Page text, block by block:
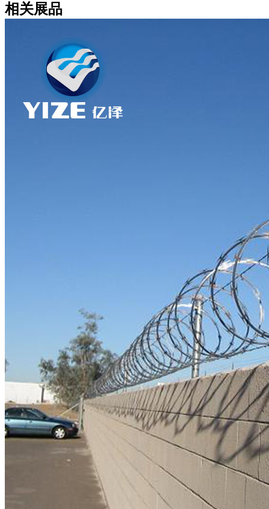
相关展品